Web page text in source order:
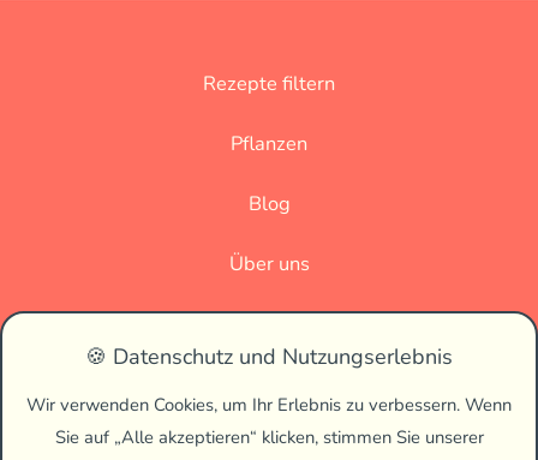
🍪 Datenschutz und Nutzungserlebnis
Wir verwenden Cookies, um Ihr Erlebnis zu verbessern. Wenn
Sie auf „Alle akzeptieren“ klicken, stimmen Sie unserer
Rezepte filtern
Pflanzen
Blog
Über uns